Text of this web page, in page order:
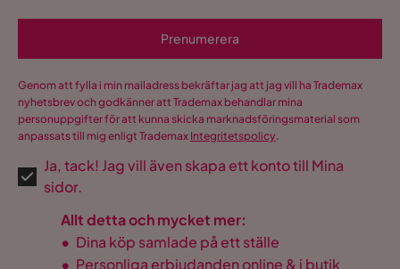
Prenumerera
Genom att fylla i min mailadress bekräftar jag att jag vill ha Trademax
nyhetsbrev och godkänner att Trademax behandlar mina
personuppgifter för att kunna skicka marknadsföringsmaterial som
anpassats till mig enligt Trademax Integritetspolicy.
Ja, tack! Jag vill även skapa ett konto till Mina
sidor.
Allt detta och mycket mer:
• Dina köp samlade på ett ställe
• Personliga erbjudanden online & i butik